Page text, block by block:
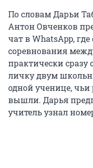
По словам Дарьи
Антон Овченков
чат в WhatsApp,
соревнования
практически
личку двум
одной ученице, чьи
вышли. Дарья
учитель узнал